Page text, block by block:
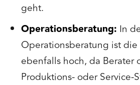
geht.
Operationsberatung: In
Operationsberatung ist
ebenfalls hoch, da Berater
Produktions- oder Service-